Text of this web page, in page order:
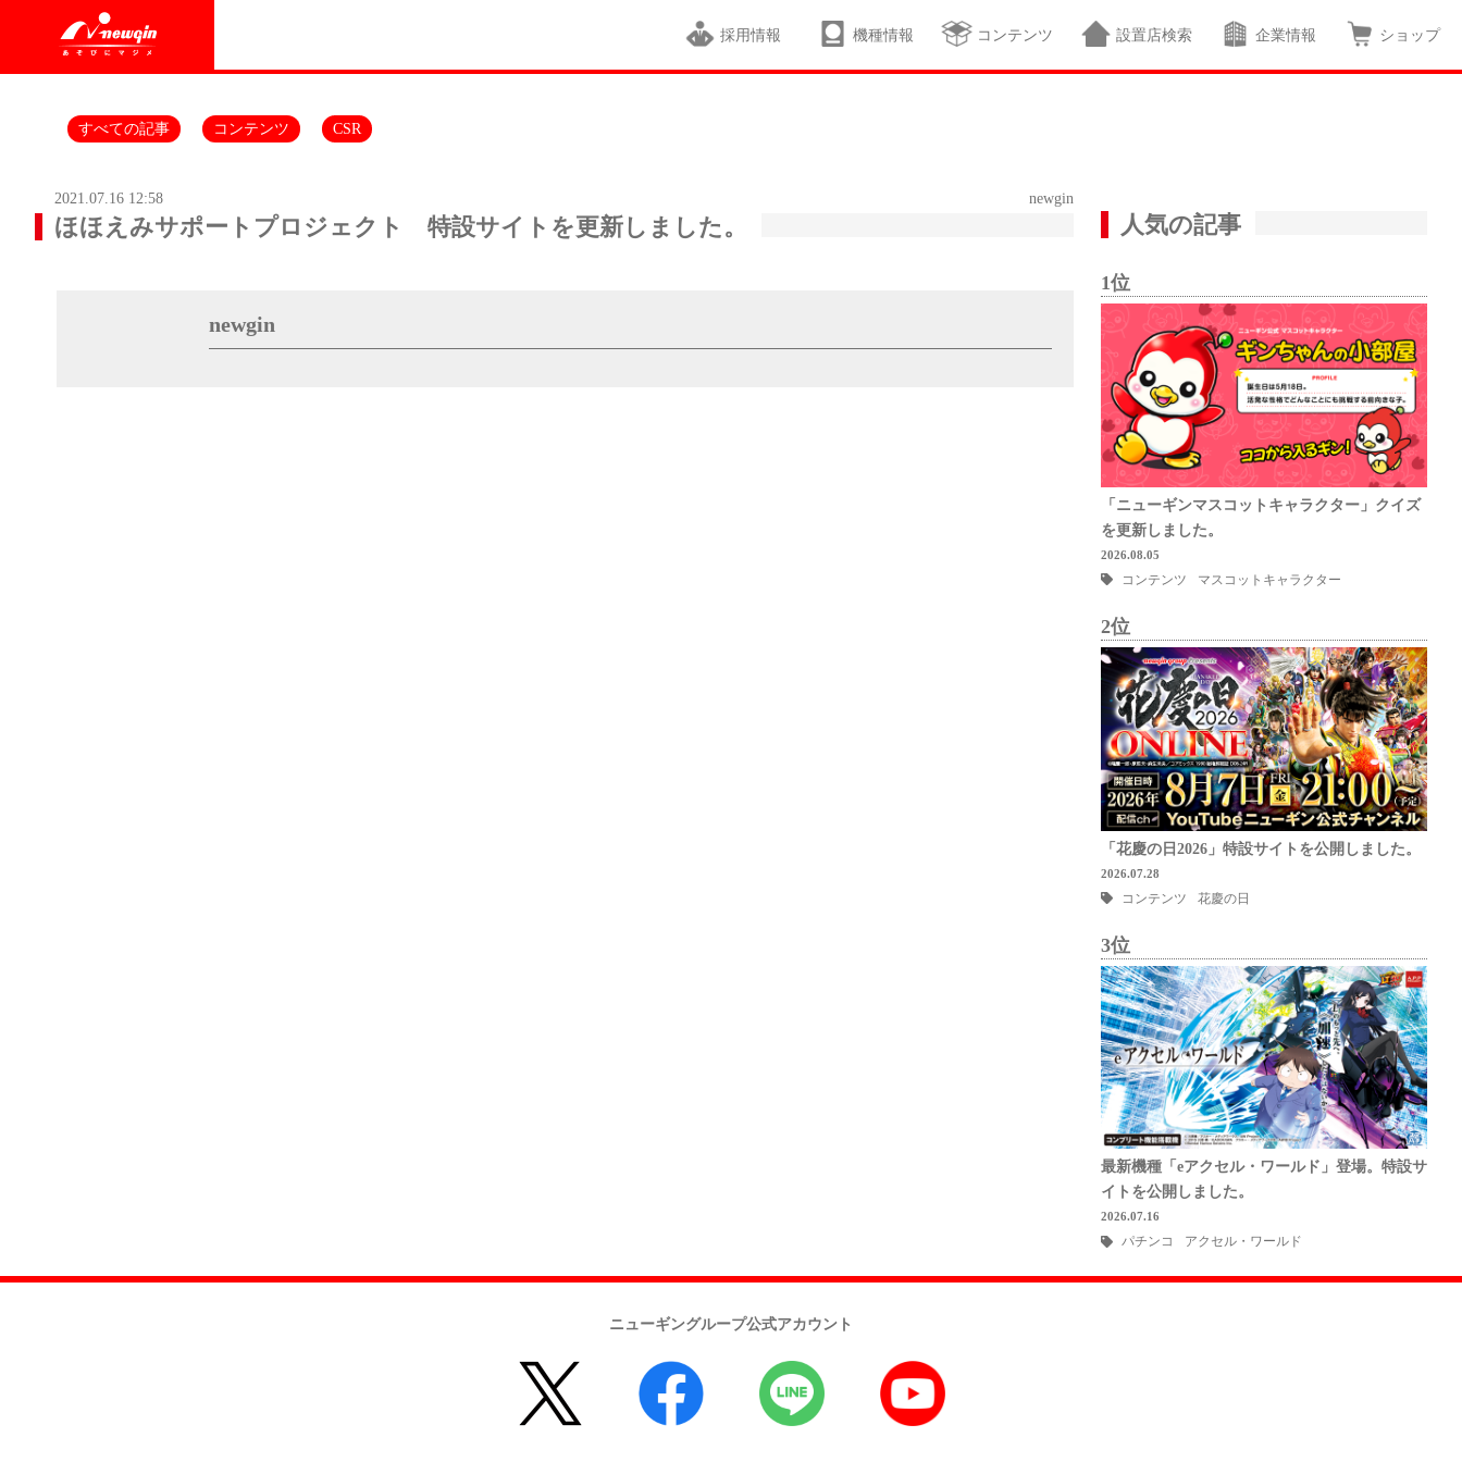
採用情報 機種情報 コンテンツ 設置店検索 企業情報 ショップ
すべての記事 コンテンツ CSR
2021.07.16 12:58 newgin
ほほえみサポートプロジェクト 特設サイトを更新しました。
newgin
人気の記事
1位
「ニューギンマスコットキャラクター」クイズ
を更新しました。
2026.08.05
コンテンツ マスコットキャラクター
2位
「花慶の日2026」特設サイトを公開しました。
2026.07.28
コンテンツ 花慶の日
3位
最新機種「eアクセル・ワールド」登場。特設サ
イトを公開しました。
2026.07.16
パチンコ アクセル・ワールド
ニューギングループ公式アカウント